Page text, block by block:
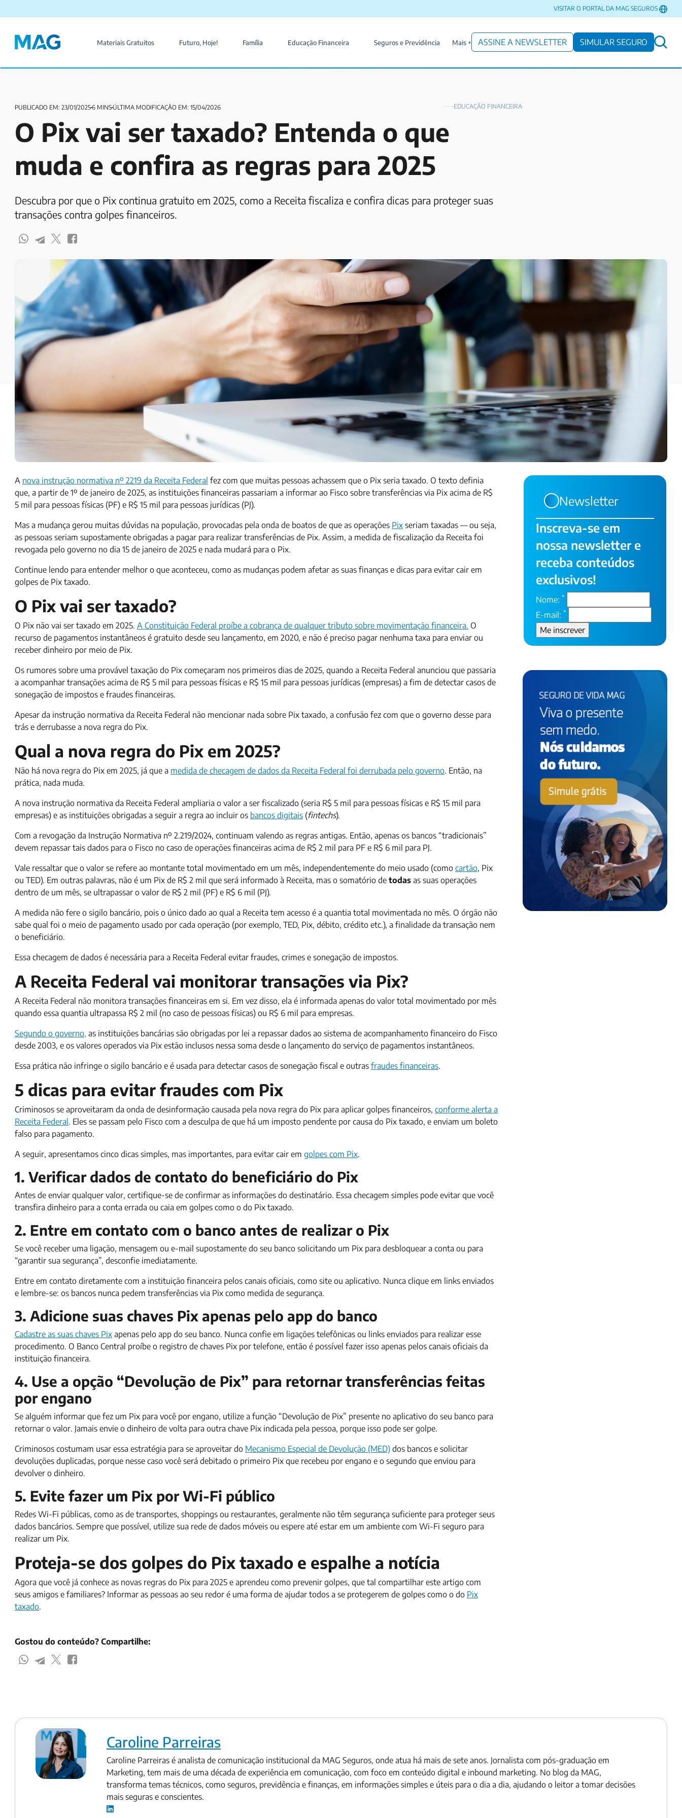
VISITAR O PORTAL DA MAG SEGUROS
Materiais Gratuitos Futuro, Hoje! Família Educação Financeira Seguros e Previdência Mais + ASSINE A NEWSLETTER SIMULAR SEGURO
PUBLICADO EM: 23/01/20256 MINS ÚLTIMA MODIFICAÇÃO EM: 15/04/2026 EDUCAÇÃO FINANCEIRA
O Pix vai ser taxado? Entenda o que
muda e confira as regras para 2025
Descubra por que o Pix continua gratuito em 2025, como a Receita fiscaliza e confira dicas para proteger suas
transações contra golpes financeiros.
A nova instrução normativa nº 2219 da Receita Federal fez com que muitas pessoas achassem que o Pix seria taxado. O texto definia
que, a partir de 1º de janeiro de 2025, as instituições financeiras passariam a informar ao Fisco sobre transferências via Pix acima de R$
5 mil para pessoas físicas (PF) e R$ 15 mil para pessoas jurídicas (PJ).
Mas a mudança gerou muitas dúvidas na população, provocadas pela onda de boatos de que as operações Pix seriam taxadas — ou seja,
as pessoas seriam supostamente obrigadas a pagar para realizar transferências de Pix. Assim, a medida de fiscalização da Receita foi
revogada pelo governo no dia 15 de janeiro de 2025 e nada mudará para o Pix.
Continue lendo para entender melhor o que aconteceu, como as mudanças podem afetar as suas finanças e dicas para evitar cair em
golpes de Pix taxado.
O Pix vai ser taxado?
O Pix não vai ser taxado em 2025. A Constituição Federal proíbe a cobrança de qualquer tributo sobre movimentação financeira. O
recurso de pagamentos instantâneos é gratuito desde seu lançamento, em 2020, e não é preciso pagar nenhuma taxa para enviar ou
receber dinheiro por meio de Pix.
Os rumores sobre uma provável taxação do Pix começaram nos primeiros dias de 2025, quando a Receita Federal anunciou que passaria
a acompanhar transações acima de R$ 5 mil para pessoas físicas e R$ 15 mil para pessoas jurídicas (empresas) a fim de detectar casos de
sonegação de impostos e fraudes financeiras.
Apesar da instrução normativa da Receita Federal não mencionar nada sobre Pix taxado, a confusão fez com que o governo desse para
trás e derrubasse a nova regra do Pix.
Qual a nova regra do Pix em 2025?
Não há nova regra do Pix em 2025, já que a medida de checagem de dados da Receita Federal foi derrubada pelo governo. Então, na
prática, nada muda.
A nova instrução normativa da Receita Federal ampliaria o valor a ser fiscalizado (seria R$ 5 mil para pessoas físicas e R$ 15 mil para
empresas) e as instituições obrigadas a seguir a regra ao incluir os bancos digitais (fintechs).
Com a revogação da Instrução Normativa nº 2.219/2024, continuam valendo as regras antigas. Então, apenas os bancos “tradicionais”
devem repassar tais dados para o Fisco no caso de operações financeiras acima de R$ 2 mil para PF e R$ 6 mil para PJ.
Vale ressaltar que o valor se refere ao montante total movimentado em um mês, independentemente do meio usado (como cartão, Pix
ou TED). Em outras palavras, não é um Pix de R$ 2 mil que será informado à Receita, mas o somatório de todas as suas operações
dentro de um mês, se ultrapassar o valor de R$ 2 mil (PF) e R$ 6 mil (PJ).
A medida não fere o sigilo bancário, pois o único dado ao qual a Receita tem acesso é a quantia total movimentada no mês. O órgão não
sabe qual foi o meio de pagamento usado por cada operação (por exemplo, TED, Pix, débito, crédito etc.), a finalidade da transação nem
o beneficiário.
Essa checagem de dados é necessária para a Receita Federal evitar fraudes, crimes e sonegação de impostos.
A Receita Federal vai monitorar transações via Pix?
A Receita Federal não monitora transações financeiras em si. Em vez disso, ela é informada apenas do valor total movimentado por mês
quando essa quantia ultrapassa R$ 2 mil (no caso de pessoas físicas) ou R$ 6 mil para empresas.
Segundo o governo, as instituições bancárias são obrigadas por lei a repassar dados ao sistema de acompanhamento financeiro do Fisco
desde 2003, e os valores operados via Pix estão inclusos nessa soma desde o lançamento do serviço de pagamentos instantâneos.
Essa prática não infringe o sigilo bancário e é usada para detectar casos de sonegação fiscal e outras fraudes financeiras.
5 dicas para evitar fraudes com Pix
Criminosos se aproveitaram da onda de desinformação causada pela nova regra do Pix para aplicar golpes financeiros, conforme alerta a
Receita Federal . Eles se passam pelo Fisco com a desculpa de que há um imposto pendente por causa do Pix taxado, e enviam um boleto
falso para pagamento.
A seguir, apresentamos cinco dicas simples, mas importantes, para evitar cair em golpes com Pix.
1. Verificar dados de contato do beneficiário do Pix
Antes de enviar qualquer valor, certifique-se de confirmar as informações do destinatário. Essa checagem simples pode evitar que você
transfira dinheiro para a conta errada ou caia em golpes como o do Pix taxado.
2. Entre em contato com o banco antes de realizar o Pix
Se você receber uma ligação, mensagem ou e-mail supostamente do seu banco solicitando um Pix para desbloquear a conta ou para
“garantir sua segurança”, desconfie imediatamente.
Entre em contato diretamente com a instituição financeira pelos canais oficiais, como site ou aplicativo. Nunca clique em links enviados
e lembre-se: os bancos nunca pedem transferências via Pix como medida de segurança.
3. Adicione suas chaves Pix apenas pelo app do banco
Cadastre as suas chaves Pix apenas pelo app do seu banco. Nunca confie em ligações telefônicas ou links enviados para realizar esse
procedimento. O Banco Central proíbe o registro de chaves Pix por telefone, então é possível fazer isso apenas pelos canais oficiais da
instituição financeira.
4. Use a opção “Devolução de Pix” para retornar transferências feitas
por engano
Se alguém informar que fez um Pix para você por engano, utilize a função “Devolução de Pix” presente no aplicativo do seu banco para
retornar o valor. Jamais envie o dinheiro de volta para outra chave Pix indicada pela pessoa, porque isso pode ser golpe.
Criminosos costumam usar essa estratégia para se aproveitar do Mecanismo Especial de Devolução (MED) dos bancos e solicitar
devoluções duplicadas, porque nesse caso você será debitado o primeiro Pix que recebeu por engano e o segundo que enviou para
devolver o dinheiro.
5. Evite fazer um Pix por Wi-Fi público
Redes Wi-Fi públicas, como as de transportes, shoppings ou restaurantes, geralmente não têm segurança suficiente para proteger seus
dados bancários. Sempre que possível, utilize sua rede de dados móveis ou espere até estar em um ambiente com Wi-Fi seguro para
realizar um Pix.
Proteja-se dos golpes do Pix taxado e espalhe a notícia
Agora que você já conhece as novas regras do Pix para 2025 e aprendeu como prevenir golpes, que tal compartilhar este artigo com
seus amigos e familiares? Informar as pessoas ao seu redor é uma forma de ajudar todos a se protegerem de golpes como o do Pix
taxado.
Gostou do conteúdo? Compartilhe:
Newsletter
Inscreva-se em
nossa newsletter e
receba conteúdos
exclusivos!
Nome: *
E-mail: *
Caroline Parreiras
Caroline Parreiras é analista de comunicação institucional da MAG Seguros, onde atua há mais de sete anos. Jornalista com pós-graduação em
Marketing, tem mais de uma década de experiência em comunicação, com foco em conteúdo digital e inbound marketing. No blog da MAG,
transforma temas técnicos, como seguros, previdência e finanças, em informações simples e úteis para o dia a dia, ajudando o leitor a tomar decisões
mais seguras e conscientes.